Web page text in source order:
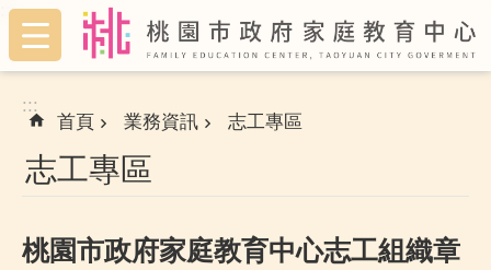
跳到主要內容區塊
:::
:::
首頁 業務資訊 志工專區
志工專區
桃園市政府家庭教育中心志工組織章